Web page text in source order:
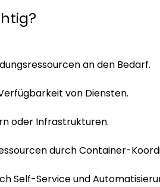
an den Bedarf.
von Diensten.
oder Infrastrukturen.
durch Container-
Self-Service und